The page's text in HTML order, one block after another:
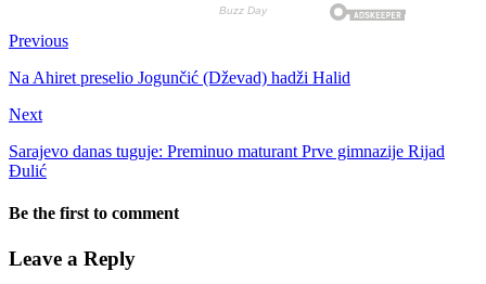
Previous
Na Ahiret preselio Jogunčić (Dževad) hadži Halid
Next
Sarajevo danas tuguje: Preminuo maturant Prve gimnazije Rijad
Đulić
Be the first to comment
Leave a Reply